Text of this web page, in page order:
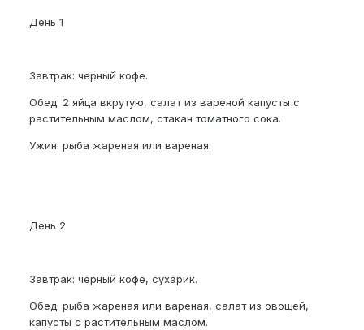
День 1
Завтрак: черный кофе.
Обед: 2 яйца вкрутую, салат из вареной капусты с
растительным маслом, стакан томатного сока.
Ужин: рыба жареная или вареная.
День 2
Завтрак: черный кофе, сухарик.
Обед: рыба жареная или вареная, салат из овощей,
капусты с растительным маслом.